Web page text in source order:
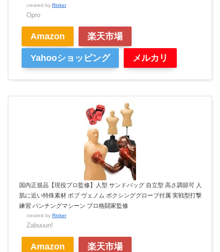
created by Rinker
Opro
Amazon 楽天市場
Yahooショッピング メルカリ
国内正規品【現役プロ監修】人型 サンドバッグ 自立型 高さ調節可 人
肌に近い特殊素材 ボブ ヴェノム ボクシンググローブ付属 実戦型打撃
練習 パンチングマシーン プロ格闘家監修
created by Rinker
Zabuuun!
Amazon 楽天市場